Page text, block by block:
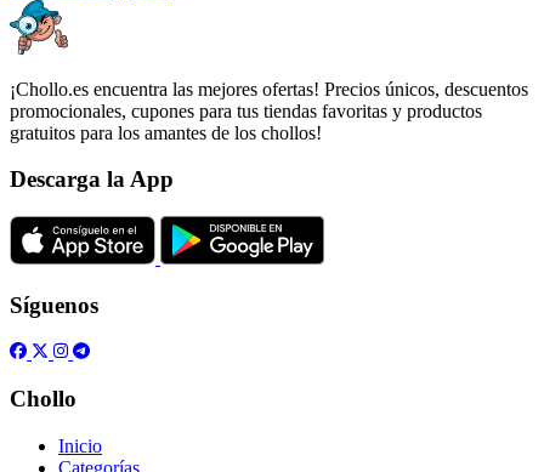
¡Chollo.es encuentra las mejores ofertas! Precios únicos, descuentos
promocionales, cupones para tus tiendas favoritas y productos
gratuitos para los amantes de los chollos!
Descarga la App
Síguenos
Chollo
Inicio
Categorías